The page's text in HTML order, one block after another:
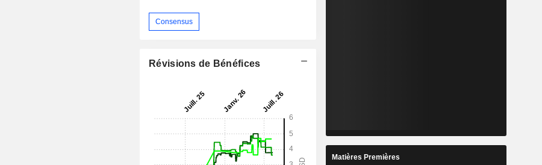
Consensus
Révisions de Bénéfices
Matières Premières